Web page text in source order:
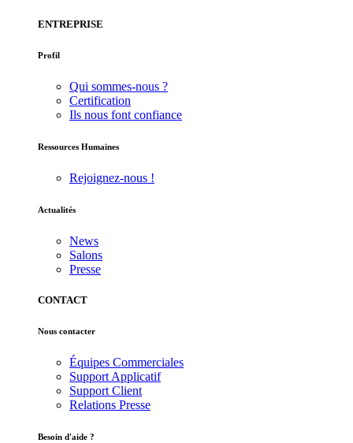
ENTREPRISE
Profil
Qui sommes-nous ?
Certification
Ils nous font confiance
Ressources Humaines
Rejoignez-nous !
Actualités
News
Salons
Presse
CONTACT
Nous contacter
Équipes Commerciales
Support Applicatif
Support Client
Relations Presse
Besoin d'aide ?